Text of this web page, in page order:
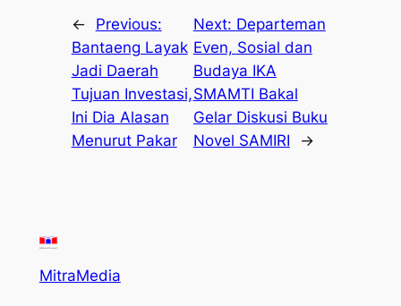
←
Previous:
Bantaeng Layak
Jadi Daerah
Tujuan Investasi,
Ini Dia Alasan
Menurut Pakar
Next: Departeman
Even, Sosial dan
Budaya IKA
SMAMTI Bakal
Gelar Diskusi Buku
Novel SAMIRI
→
MitraMedia